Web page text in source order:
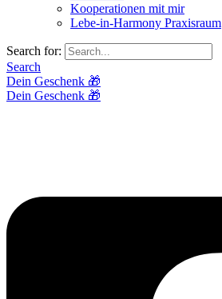
Kooperationen mit mir
Lebe-in-Harmony Praxisraum
Search for:
Search
Dein Geschenk 🎁
Dein Geschenk 🎁